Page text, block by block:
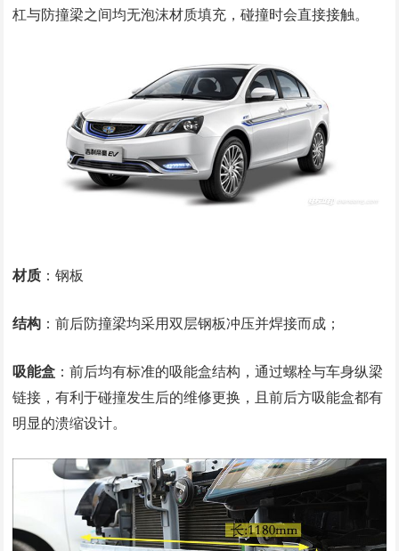
杠与防撞梁之间均无泡沫材质填充，碰撞时会直接接触。
材质 ：钢板
结构 ：前后防撞梁均采用双层钢板冲压并焊接而成；
吸能盒 ：前后均有标准的吸能盒结构，通过螺栓与车身纵梁
链接，有利于碰撞发生后的维修更换，且前后方吸能盒都有
明显的溃缩设计。